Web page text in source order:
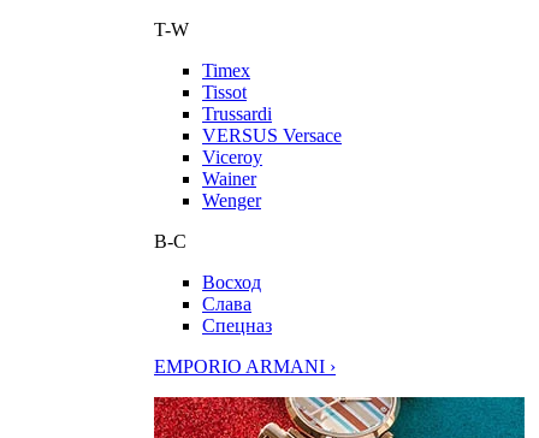
T-W
Timex
Tissot
Trussardi
VERSUS Versace
Viceroy
Wainer
Wenger
В-С
Восход
Слава
Спецназ
EMPORIO ARMANI ›